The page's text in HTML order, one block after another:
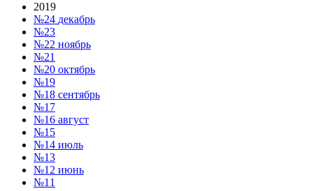
2019
№24 декабрь
№23
№22 ноябрь
№21
№20 октябрь
№19
№18 сентябрь
№17
№16 август
№15
№14 июль
№13
№12 июнь
№11